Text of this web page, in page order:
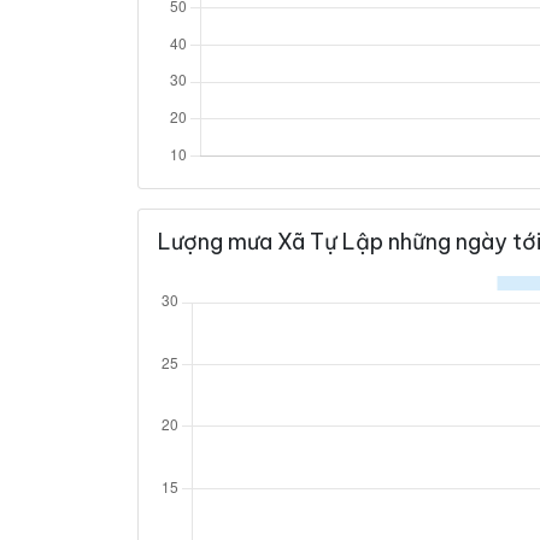
Lượng mưa Xã Tự Lập những ngày tới